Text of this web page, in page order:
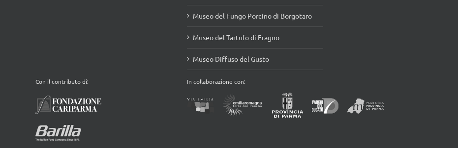
Museo del Culatello
Museo del Fungo Porcino di Borgotaro
Museo del Tartufo di Fragno
Museo Diffuso del Gusto
In collaborazione con: